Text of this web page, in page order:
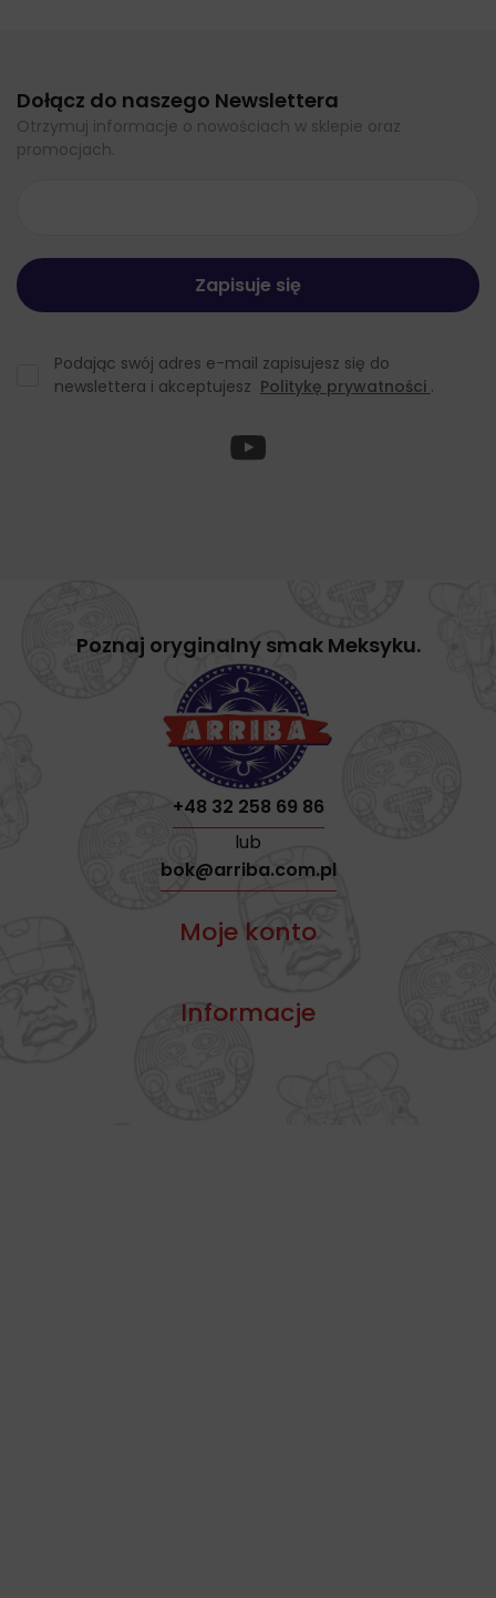
Dołącz do naszego Newslettera
Otrzymuj informacje o nowościach w sklepie oraz
promocjach.
Podając swój adres e-mail zapisujesz się do
newslettera i akceptujesz Politykę prywatności .
Poznaj oryginalny smak Meksyku.
+48 32 258 69 86
lub
bok@arriba.com.pl
Moje konto
Informacje